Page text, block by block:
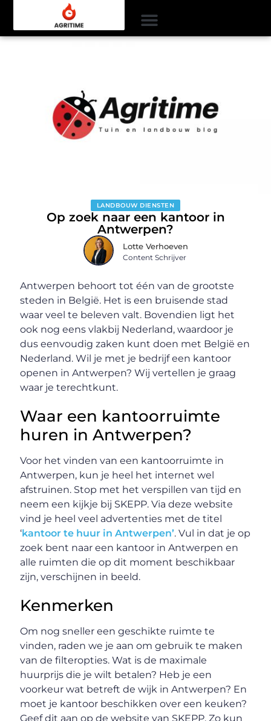
LANDBOUW DIENSTEN
Op zoek naar een kantoor in
Antwerpen?
Lotte Verhoeven
Content Schrijver
Antwerpen behoort tot één van de grootste
steden in België. Het is een bruisende stad
waar veel te beleven valt. Bovendien ligt het
ook nog eens vlakbij Nederland, waardoor je
dus eenvoudig zaken kunt doen met België en
Nederland. Wil je met je bedrijf een kantoor
openen in Antwerpen? Wij vertellen je graag
waar je terechtkunt.
Waar een kantoorruimte
huren in Antwerpen?
Voor het vinden van een kantoorruimte in
Antwerpen, kun je heel het internet wel
afstruinen. Stop met het verspillen van tijd en
neem een kijkje bij SKEPP. Via deze website
vind je heel veel advertenties met de titel
‘kantoor te huur in Antwerpen’. Vul in dat je op
zoek bent naar een kantoor in Antwerpen en
alle ruimten die op dit moment beschikbaar
zijn, verschijnen in beeld.
Kenmerken
Om nog sneller een geschikte ruimte te
vinden, raden we je aan om gebruik te maken
van de filteropties. Wat is de maximale
huurprijs die je wilt betalen? Heb je een
voorkeur wat betreft de wijk in Antwerpen? En
moet je kantoor beschikken over een keuken?
Geef dit aan op de website van SKEPP. Zo kun